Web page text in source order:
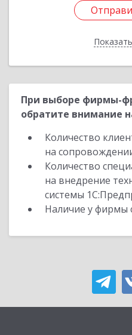
При выборе фирмы-
обратите внимание
Количество
на
Количество
на внедрение
системы
Наличие у фирмы